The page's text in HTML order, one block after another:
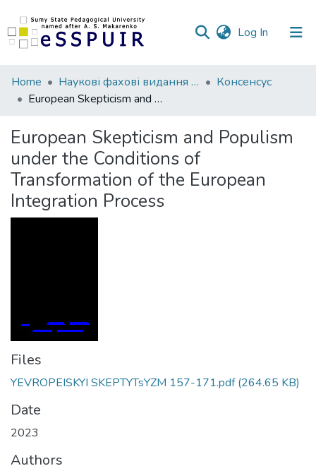
Log In (current)
Communities
&
All of DSpace
Statistics
Home Наукові фахові видання СумДПУ
Консенсус
European Skepticism and Populism under the Conditions of Transformation of the European Integration Process
European Skepticism and Populism
under the Conditions of
Transformation of the European
Integration Process
Files
YЕVROPEISKYI SKEPTYTsYZM 157-171.pdf(264.65 KB)
Date
2023
Authors